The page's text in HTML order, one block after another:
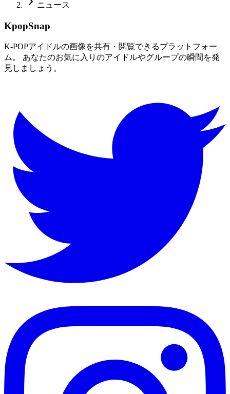
ニュース
KpopSnap
K-POPアイドルの画像を共有・閲覧できるプラットフォー
ム。 あなたのお気に入りのアイドルやグループの瞬間を発
見しましょう。